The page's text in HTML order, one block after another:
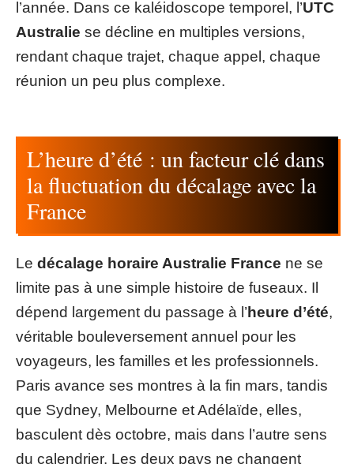
l’année. Dans ce kaléidoscope temporel, l’UTC
Australie se décline en multiples versions,
rendant chaque trajet, chaque appel, chaque
réunion un peu plus complexe.
L’heure d’été : un facteur clé dans
la fluctuation du décalage avec la
France
Le décalage horaire Australie France ne se
limite pas à une simple histoire de fuseaux. Il
dépend largement du passage à l’heure d’été,
véritable bouleversement annuel pour les
voyageurs, les familles et les professionnels.
Paris avance ses montres à la fin mars, tandis
que Sydney, Melbourne et Adélaïde, elles,
basculent dès octobre, mais dans l’autre sens
du calendrier. Les deux pays ne changent